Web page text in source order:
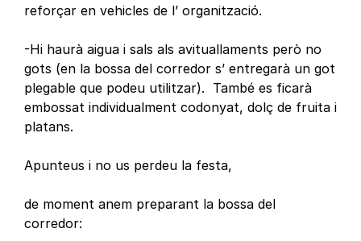
reforçar en vehicles de l’ organització.
-Hi haurà aigua i sals als avituallaments però no
gots (en la bossa del corredor s’ entregarà un got
plegable que podeu utilitzar). També es ficarà
embossat individualment codonyat, dolç de fruita i
platans.
Apunteus i no us perdeu la festa,
de moment anem preparant la bossa del
corredor: